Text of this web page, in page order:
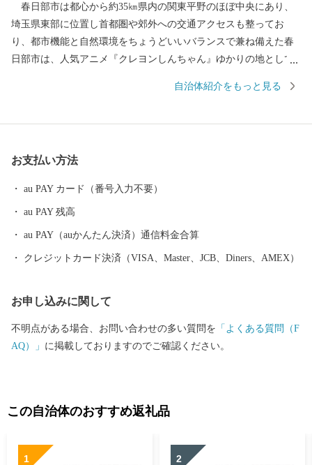
春日部市は都心から約35㎞県内の関東平野のほぼ中央にあり、
埼玉県東部に位置し首都圏や郊外への交通アクセスも整ってお
り、都市機能と自然環境をちょうどいいバランスで兼ね備えた春
日部市は、人気アニメ『クレヨンしんちゃん』ゆかりの地として
を持ち、江戸の伝統を受け継ぐ桐たんすや桐箱、江戸情緒豊かな
外郭放水路、総延長約１㎞の藤棚に彩られたふじ通りで行われる
な観光資源を有し、四季を通じてまちに賑わいと活気を呼び込ん
でいます。 魅力いっぱいの春日部市へ、ぜひ一度お越しくださ
自治体紹介をもっと見る
お支払い方法
au PAY カード（番号入力不要）
au PAY 残高
au PAY（auかんたん決済）通信料金合算
クレジットカード決済（VISA、Master、JCB、Diners、AMEX）
お申し込みに関して
不明点がある場合、お問い合わせの多い質問を 「よくある質問（F
AQ）」 に掲載しておりますのでご確認ください。
この自治体のおすすめ返礼品
1 2